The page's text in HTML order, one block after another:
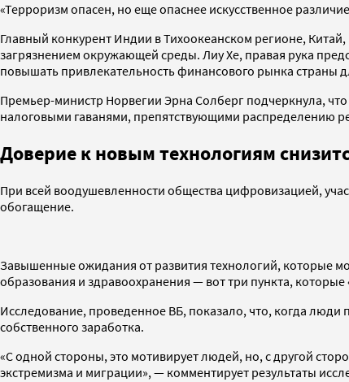
«Терроризм опасен, но еще опаснее искусственное
Главный конкурент Индии в Тихоокеанском регионе,
загрязнением окружающей среды. Лиу Хе, правая рука
повышать привлекательность финансового рынка страны
Премьер-министр Норвегии Эрна Солберг подчеркнула,
налоговыми гаванями, препятствующими распределению
Доверие к новым технологиям
При всей воодушевленности общества цифровизацией,
обогащение.
Завышенные ожидания от развития технологий, которые
образования и здравоохранения — вот три пункта,
Исследование, проведенное ВБ, показало, что, когда
собственного заработка.
«С одной стороны, это мотивирует людей, но, с другой
экстремизма и миграции», — комментирует результаты